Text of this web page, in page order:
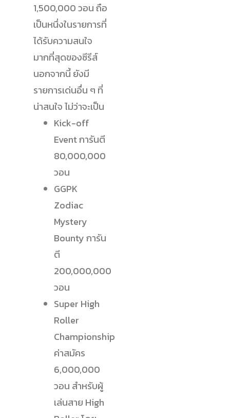
1,500,000 วอน ถือ
เป็นหนึ่งในรายการที่
ได้รับความสนใจ
มากที่สุดของซีรีส์
นอกจากนี้ ยังมี
รายการเด่นอื่น ๆ ที่
น่าสนใจ ไม่ว่าจะเป็น
Kick-off
Event การันตี
80,000,000
วอน
GGPK
Zodiac
Mystery
Bounty การัน
ตี
200,000,000
วอน
Super High
Roller
Championship
ค่าสมัคร
6,000,000
วอน สำหรับผู้
เล่นสาย High